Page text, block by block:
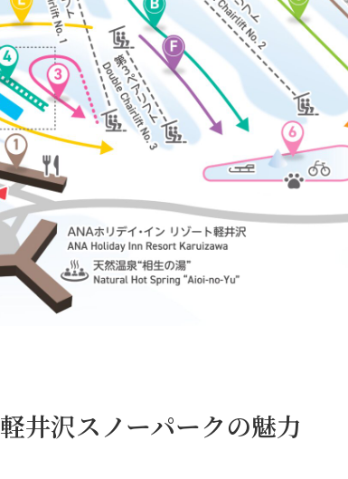
軽井沢スノーパークの魅力